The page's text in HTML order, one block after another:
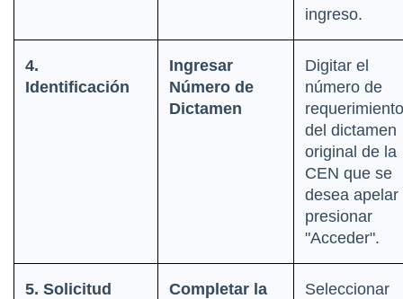
ingreso.
4.
Identificación
Ingresar
Número de
Dictamen
Digitar el
número de
requerimiento
del dictamen
original de la
CEN que se
desea apelar
presionar
"Acceder".
5. Solicitud
Completar la
Seleccionar